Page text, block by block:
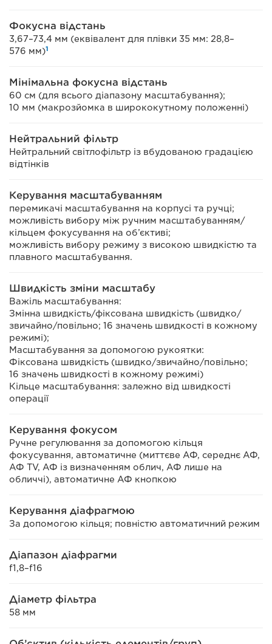
Фокусна відстань
3,67–73,4 мм (еквівалент для плівки 35 мм: 28,8–
576 мм)1
Мінімальна фокусна відстань
60 см (для всього діапазону масштабування);
10 мм (макрозйомка в ширококутному положенні)
Нейтральний фільтр
Нейтральний світлофільтр із вбудованою градацією
відтінків
Керування масштабуванням
перемикачі масштабування на корпусі та ручці;
можливість вибору між ручним масштабуванням/
кільцем фокусування на об’єктиві;
можливість вибору режиму з високою швидкістю та
плавного масштабування.
Швидкість зміни масштабу
Важіль масштабування:
Змінна швидкість/фіксована швидкість (швидко/
звичайно/повільно; 16 значень швидкості в кожному
режимі);
Масштабування за допомогою рукоятки:
Фіксована швидкість (швидко/звичайно/повільно;
16 значень швидкості в кожному режимі)
Кільце масштабування: залежно від швидкості
операції
Керування фокусом
Ручне регулювання за допомогою кільця
фокусування, автоматичне (миттєве АФ, середнє АФ,
АФ TV, АФ із визначенням облич, АФ лише на
обличчі), автоматичне АФ кнопкою
Керування діафрагмою
За допомогою кільця; повністю автоматичний режим
Діапазон діафрагми
f1,8–f16
Діаметр фільтра
58 мм